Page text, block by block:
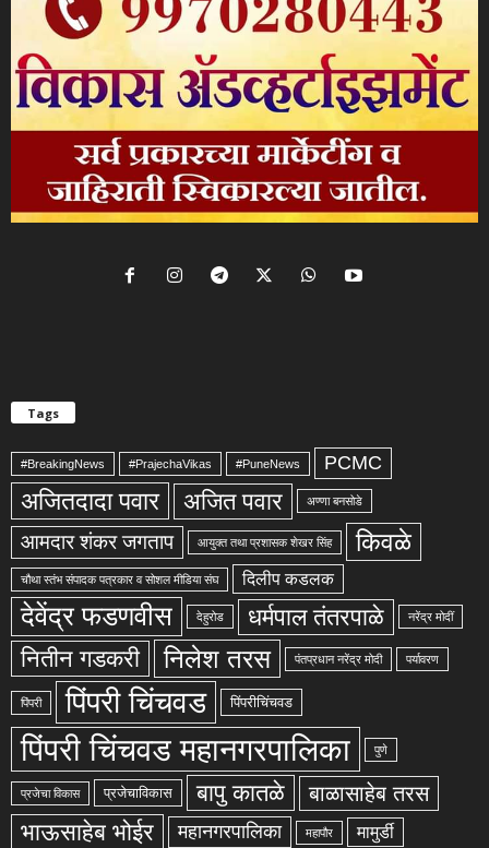
Tags
#BreakingNews #PrajechaVikas #PuneNews PCMC
अजितदादा पवार अजित पवार अण्णा बनसोडे
आमदार शंकर जगताप आयुक्त तथा प्रशासक शेखर सिंह किवळे
चौथा स्तंभ संपादक पत्रकार व सोशल मीडिया संघ दिलीप कडलक
देवेंद्र फडणवीस देहुरोड धर्मपाल तंतरपाळे नरेंद्र मोदीं
नितीन गडकरी निलेश तरस पंतप्रधान नरेंद्र मोदी पर्यावरण
पिंपरी पिंपरी चिंचवड पिंपरीचिंचवड
पिंपरी चिंचवड महानगरपालिका पुणे
प्रजेचा विकास प्रजेचाविकास बापु कातळे बाळासाहेब तरस
भाऊसाहेब भोईर महानगरपालिका महापौर मामुर्डी